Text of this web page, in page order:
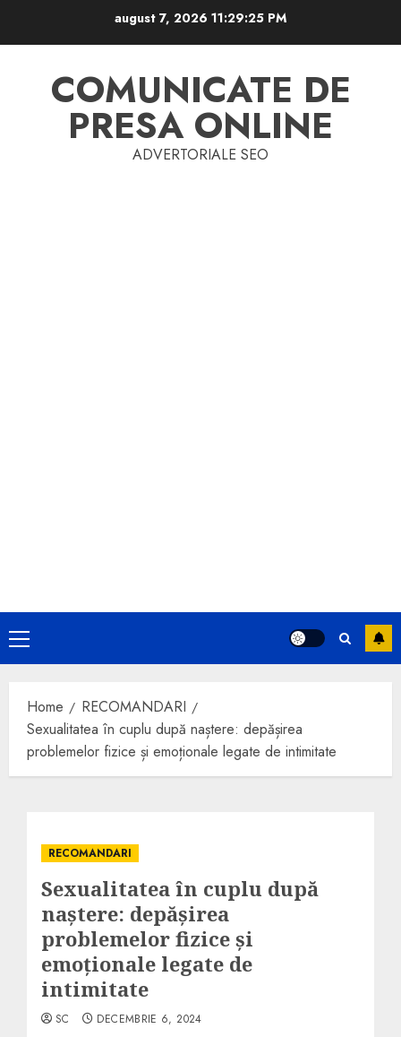
august 7, 2026 11:29:26 PM
COMUNICATE DE
PRESA ONLINE
ADVERTORIALE SEO
Primary
Menu
Home
RECOMANDARI
Sexualitatea în cuplu după naștere: depășirea
problemelor fizice și emoționale legate de intimitate
RECOMANDARI
Sexualitatea în cuplu după
naștere: depășirea
problemelor fizice și
emoționale legate de
intimitate
SC DECEMBRIE 6, 2024